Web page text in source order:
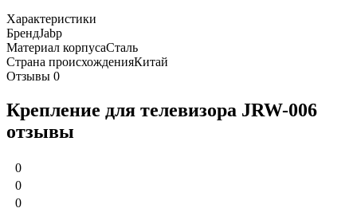
Характеристики
БрендJabp
Материал корпусаСталь
Страна происхожденияКитай
Отзывы 0
Крепление для телевизора JRW-006
отзывы
0
0
0